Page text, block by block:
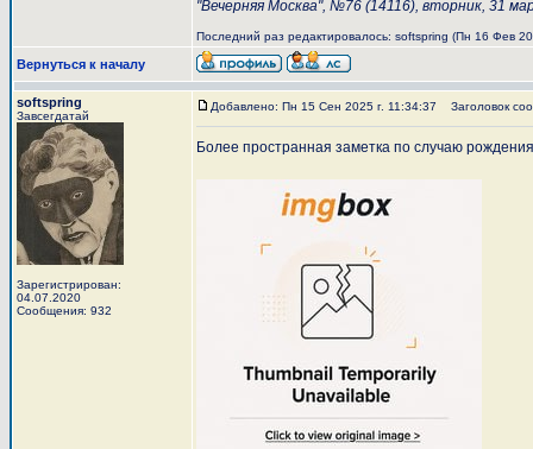
"Вечерняя Москва", №76 (14116), вторник, 31
Последний раз редактировалось: softspring (Пн 16 Фев
Вернуться к началу
softspring
Завсегдатай
Зарегистрирован:
04.07.2020
Сообщения: 932
Добавлено: Пн 15 Сен 2025 г. 11:34:37 Заголовок
Более пространная заметка по случаю